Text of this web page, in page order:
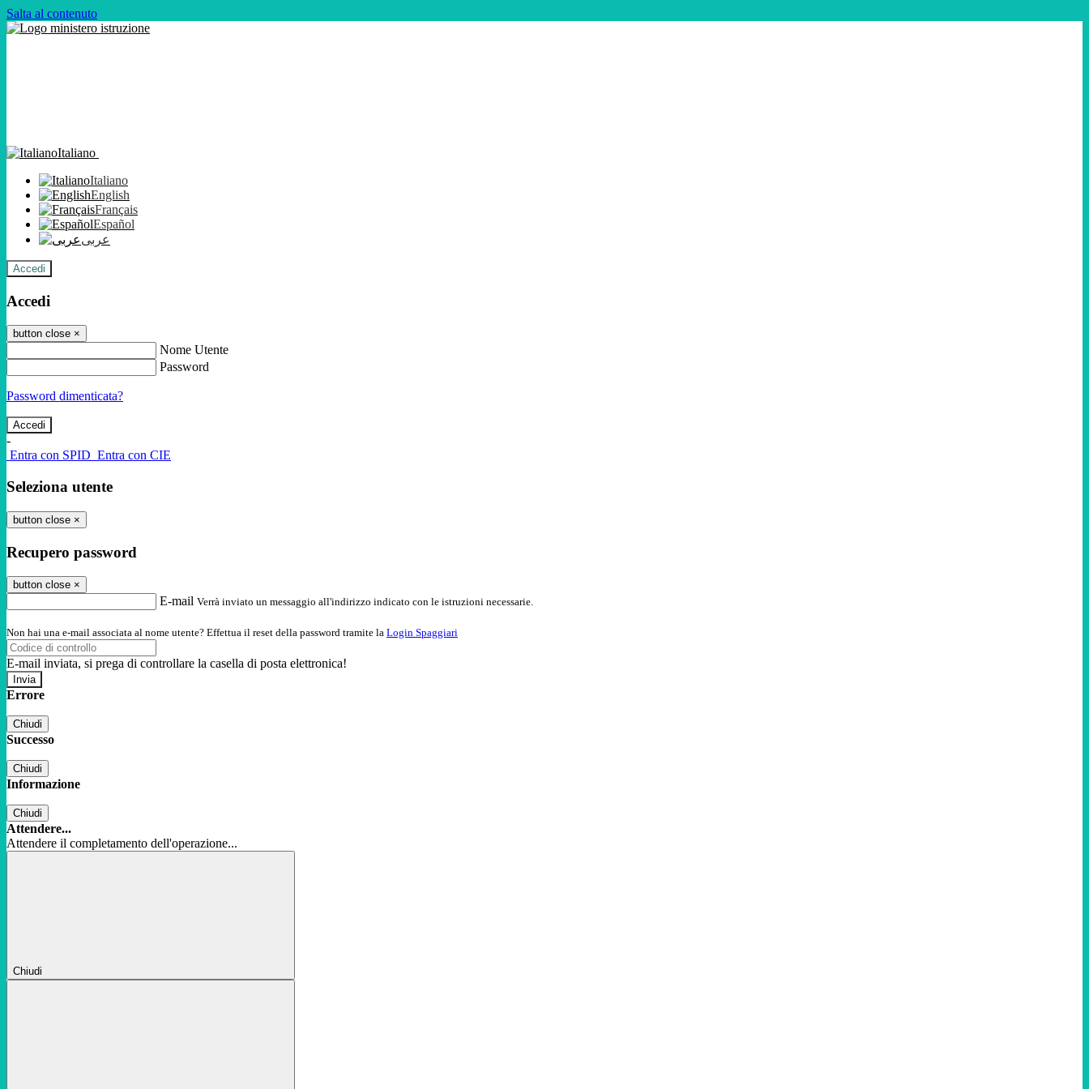
Salta al contenuto
Italiano
Italiano
English
Français
Español
عربى
Accedi
Accedi
button close ×
Nome Utente
Password
Password dimenticata?
-
Entra con SPID Entra con CIE
Seleziona utente
button close ×
Recupero password
button close ×
E-mail Verrà inviato un messaggio all'indirizzo indicato con le istruzioni necessarie.
Non hai una e-mail associata al nome utente? Effettua il reset della password tramite la Login Spaggiari
E-mail inviata, si prega di controllare la casella di posta elettronica!
Errore
Chiudi
Successo
Chiudi
Informazione
Chiudi
Attendere...
Attendere il completamento dell'operazione...
Chiudi